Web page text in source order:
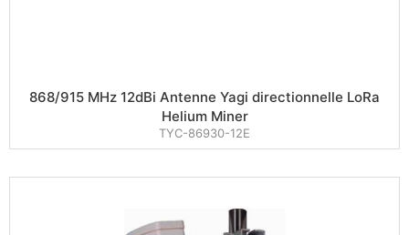
868/915 MHz 12dBi Antenne Yagi directionnelle LoRa
Helium Miner
TYC-86930-12E